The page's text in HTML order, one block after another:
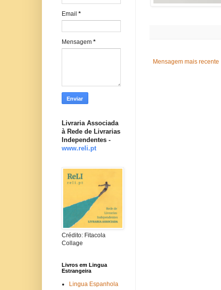
Mensagem mais recente
Email *
Mensagem *
Livraria Associada
à Rede de Livrarias
Independentes -
www.reli.pt
Crédito: Fitacola
Collage
Livros em Lingua
Estrangeira
Lingua Espanhola